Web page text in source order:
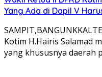
Yang Ada di Dapil V
Kotim H.Hairis Salamad
yang khususnya daerah